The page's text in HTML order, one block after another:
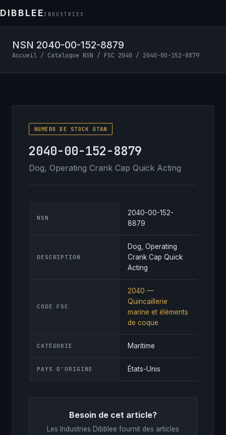
DIBBLEEINDUSTRIES
NSN 2040-00-152-8879
Accueil / Catalogue NSN / FSC 2040 / 2040-00-152-8879
NUMÉRO DE STOCK OTAN
2040-00-152-8879
Dog, Operating Crank Cap Quick Acting
NSN
2040-00-152-
8879
DESCRIPTION
Dog, Operating
Crank Cap Quick
Acting
CODE FSC
2040 —
Quincaillerie
marine et éléments
de coque
CATÉGORIE Maritime
PAYS D'ORIGINE États-Unis
Besoin de cet article?
Les Industries Dibblee fournit des articles